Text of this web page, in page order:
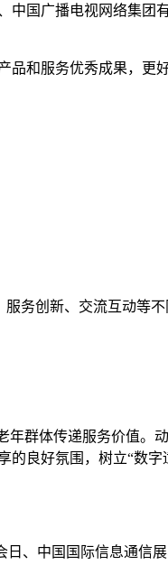
中国广播电视网络集团
和服务优秀成果，更
务创新、交流互动等
群体传递服务价值。
的良好氛围，树立“数字
、中国国际信息通信